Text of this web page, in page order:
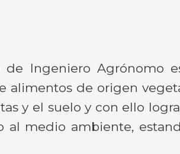
Ingeniero Agrónomo
de origen
y el suelo y con ello
medio ambiente,